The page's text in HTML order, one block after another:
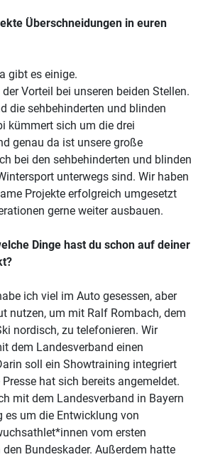
Überschneidungen in euren
gibt es einige.
Vorteil bei unseren beiden Stellen.
die sehbehinderten und blinden
kümmert sich um die drei
genau da ist unsere große
bei den sehbehinderten und blinden
unterwegs sind. Wir haben
Projekte erfolgreich umgesetzt
gerne weiter ausbauen.
Dinge hast du schon auf deiner
ich viel im Auto gesessen, aber
nutzen, um mit Ralf Rombach, dem
nordisch, zu telefonieren. Wir
dem Landesverband einen
soll ein Showtraining integriert
hat sich bereits angemeldet.
mit dem Landesverband in Bayern
es um die Entwicklung von
vom ersten
Bundeskader. Außerdem hatte